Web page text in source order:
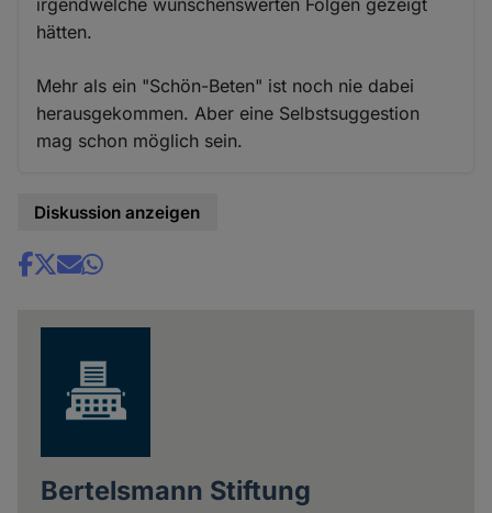
hätten.
Mehr als ein "Schön-Beten" ist noch nie dabei
herausgekommen. Aber eine Selbstsuggestion
mag schon möglich sein.
Diskussion anzeigen
Share
Bertelsmann Stiftung